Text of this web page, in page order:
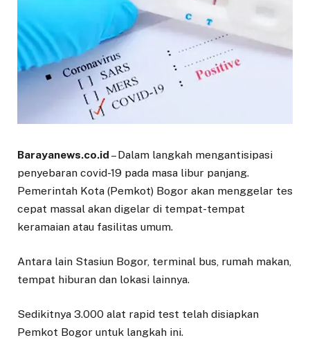
Barayanews.co.id – Dalam langkah mengantisipasi
penyebaran covid-19 pada masa libur panjang.
Pemerintah Kota (Pemkot) Bogor akan menggelar tes
cepat massal akan digelar di tempat-tempat
keramaian atau fasilitas umum.
Antara lain Stasiun Bogor, terminal bus, rumah makan,
tempat hiburan dan lokasi lainnya.
Sedikitnya 3.000 alat rapid test telah disiapkan
Pemkot Bogor untuk langkah ini.